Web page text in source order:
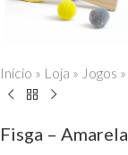
Início » Loja » Jogos »
Fisga – Amarela